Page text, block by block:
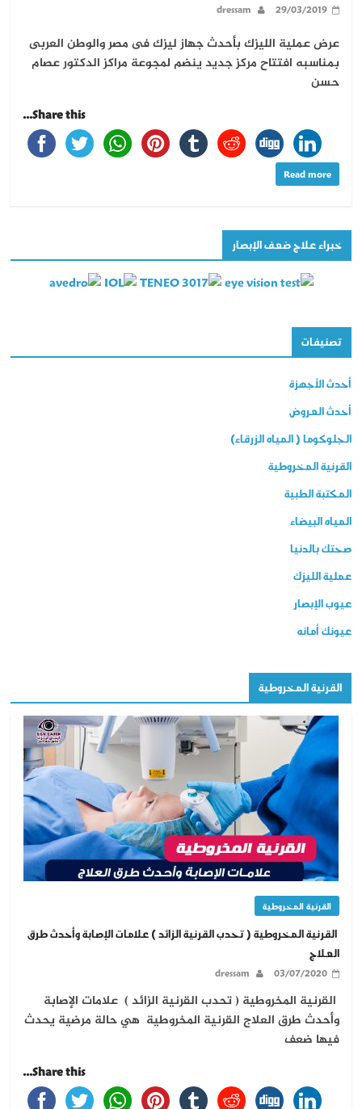
29/03/2019
dressam
عرض عملية الليزك بأحدث جهاز ليزك فى مصر والوطن العربى
بمناسبه افتتاح مركز جديد ينضم لمجوعة مراكز الدكتور عصام
حسن
Share this...
Read more
خبراء علاج ضعف الإبصار
تصنيفات
أحدث الأجهزة
أحدث العروض
الجلوكوما ( المياه الزرقاء)
القرنية المخروطية
المكتبة الطبية
المياه البيضاء
صحتك بالدنيا
عملية الليزك
عيوب الإبصار
عيونك أمانه
القرنية المخروطية
القرنية المخروطية
القرنية المخروطية ( تحدب القرنية الزائد ) علامات الإصابة وأحدث طرق
العلاج
03/07/2020
dressam
القرنية المخروطية ( تحدب القرنية الزائد ) علامات الإصابة
وأحدث طرق العلاج القرنية المخروطية هي حالة مرضية يحدث
فيها ضعف
Share this...